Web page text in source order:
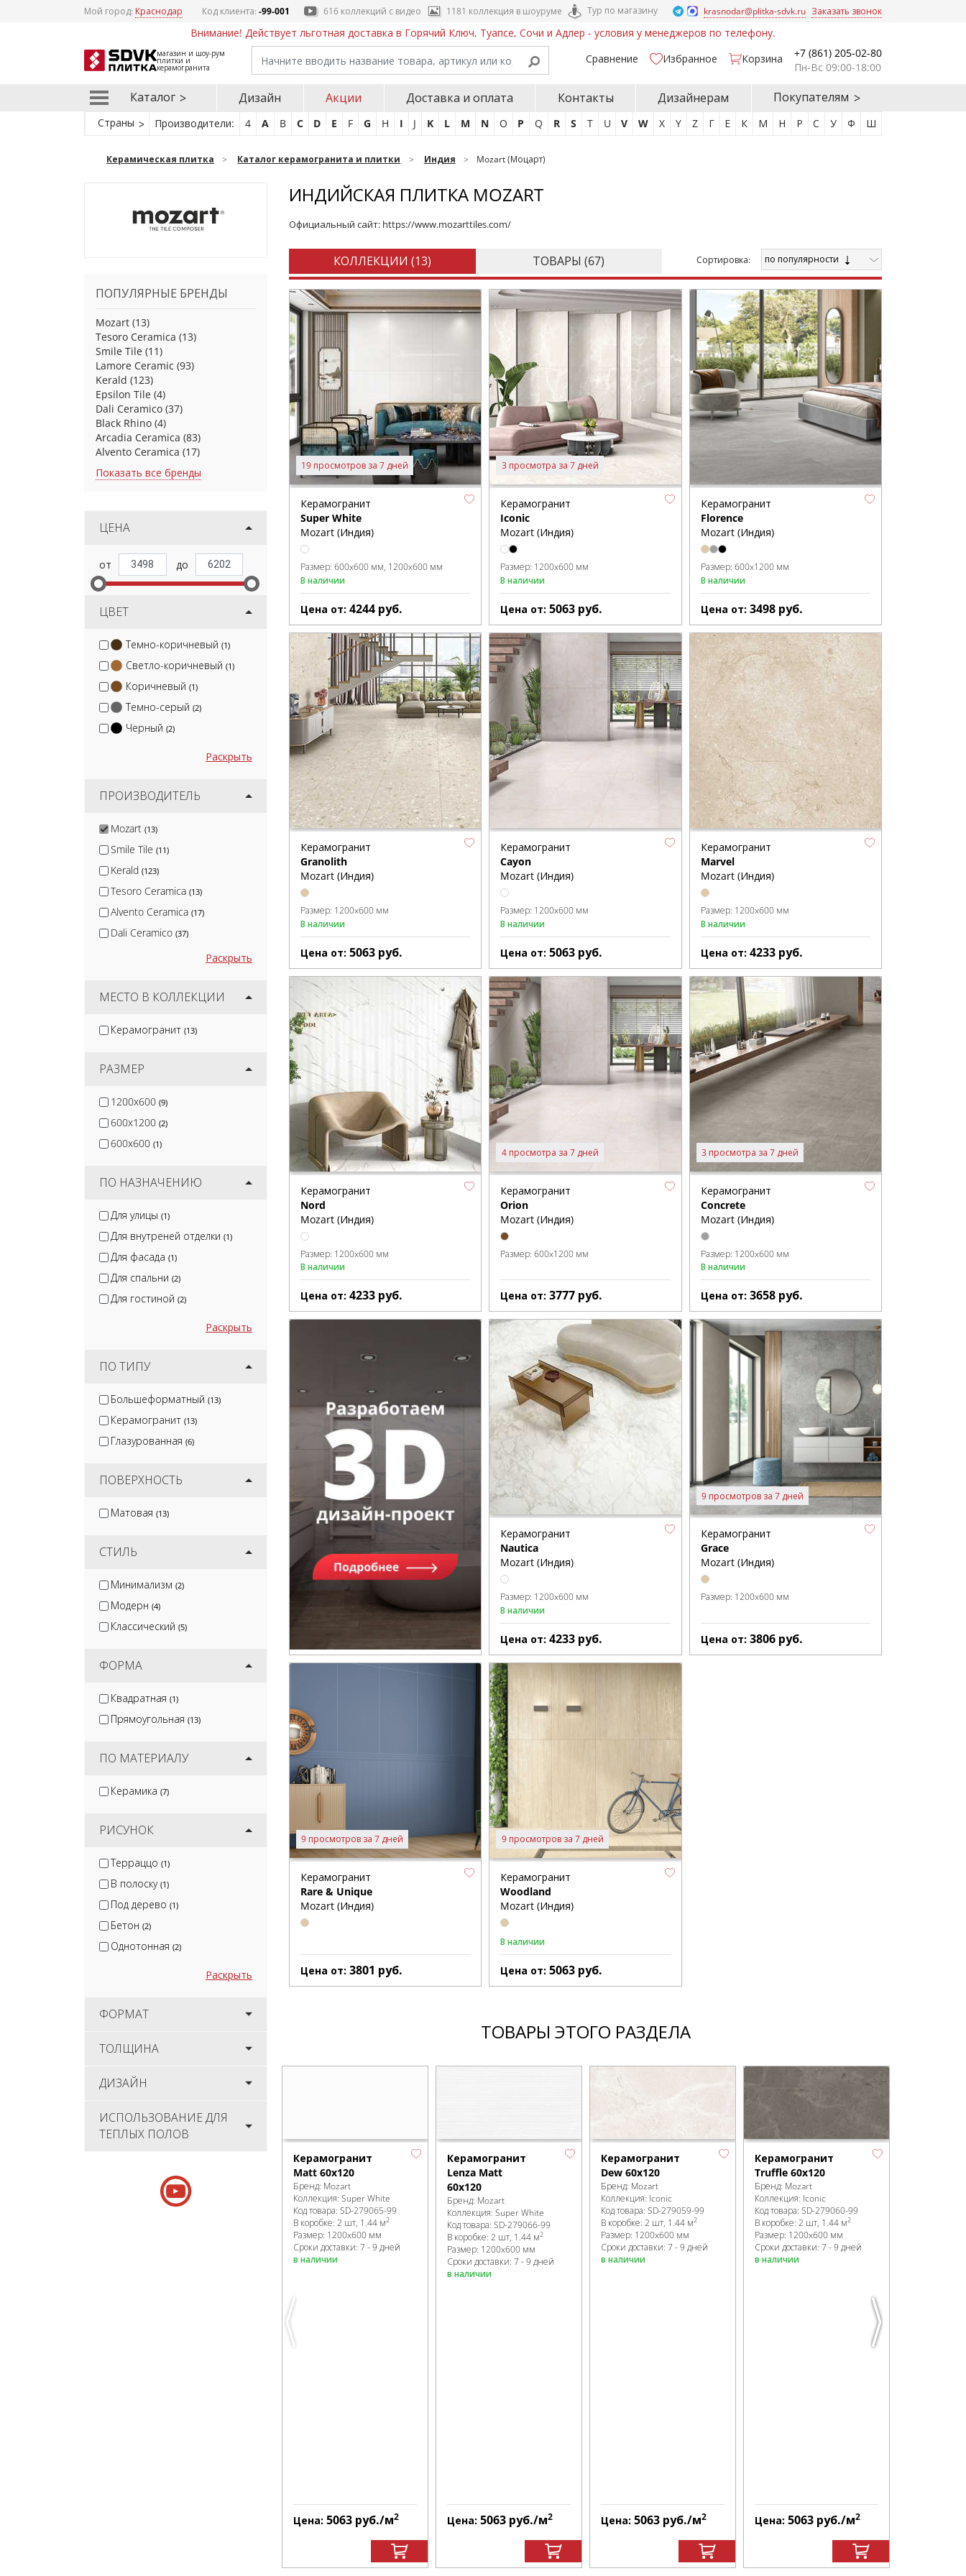
Мой город: Краснодар Код клиента:-99-001 616 коллекций с видео 1181 коллекция в шоуруме Тур по магазину krasnodar@plitka-sdvk.ru Заказать звонок
Внимание! Действует льготная доставка в Горячий Ключ, Туапсе, Сочи и Адлер - условия у менеджеров по телефону.
магазин и шоу-рум
плитки и
керамогранита
Сравнение Избранное Корзина
+7 (861) 205-02-80
Пн-Вс 09:00-18:00
Каталог Дизайн Акции Доставка и оплата Контакты Дизайнерам Покупателям
Страны Производители: 4 A B C D E F G H I J K L M N O P Q R S T U V W X Y Z Г Е К М Н Р С У Ф Ш
Керамическая плитка Каталог керамогранита и плитки Индия Mozart (Моцарт)
ПОПУЛЯРНЫЕ БРЕНДЫ
Mozart (13)
Tesoro Ceramica (13)
Smile Tile (11)
Lamore Ceramic (93)
Kerald (123)
Epsilon Tile (4)
Dali Ceramico (37)
Black Rhino (4)
Arcadia Ceramica (83)
Alvento Ceramica (17)
Показать все бренды
ЦЕНА
ЦВЕТ
Темно-коричневый (1)
Светло-коричневый (1)
Коричневый (1)
Темно-серый (2)
Черный (2)
Раскрыть
ПРОИЗВОДИТЕЛЬ
Mozart (13)
Smile Tile (11)
Kerald (123)
Tesoro Ceramica (13)
Alvento Ceramica (17)
Dali Ceramico (37)
Arcadia Ceramica(83)
Global Tile
Раскрыть
МЕСТО В КОЛЛЕКЦИИ
Керамогранит (13)
РАЗМЕР
1200x600 (9)
600x1200 (2)
600x600 (1)
ПО НАЗНАЧЕНИЮ
Для улицы (1)
Для внутреней отделки (1)
Для фасада (1)
Для спальни (2)
Для гостиной (2)
Раскрыть
ПО ТИПУ
Большеформатный (13)
Керамогранит (13)
Глазурованная (6)
ПОВЕРХНОСТЬ
Матовая (13)
СТИЛЬ
Минимализм (2)
Модерн (4)
Классический (5)
ФОРМА
Квадратная (1)
Прямоугольная (13)
ПО МАТЕРИАЛУ
Керамика (7)
РИСУНОК
Терраццо (1)
В полоску (1)
Под дерево (1)
Бетон (2)
Однотонная (2)
Раскрыть
ФОРМАТ
ТОЛЩИНА
ДИЗАЙН
ИСПОЛЬЗОВАНИЕ ДЛЯ
ТЕПЛЫХ ПОЛОВ
ИНДИЙСКАЯ ПЛИТКА MOZART
Официальный сайт: https://www.mozarttiles.com/
КОЛЛЕКЦИИ (13) ТОВАРЫ (67) Cортировка: по популярности
19 просмотров за 7 дней
Керамогранит
Super White
Mozart (Индия)
Размер: 600x600 мм 1200x600 мм
В наличии
Цена от: 4244 руб.
3 просмотра за 7 дней
Керамогранит
Iconic
Mozart (Индия)
Размер: 1200x600 мм
В наличии
Цена от:5063 руб.
Керамогранит
Florence
Mozart (Индия)
Размер: 600x1200 мм
В наличии
Цена от: 3498 руб.
Керамогранит
Granolith
Mozart (Индия)
Размер: 1200x600 мм
В наличии
Цена от: 5063 руб.
Керамогранит
Cayon
Mozart (Индия)
Размер: 1200x600 мм
В наличии
Цена от:5063 руб.
Керамогранит
Marvel
Mozart (Индия)
Размер: 1200x600 мм
В наличии
Цена от: 4233 руб.
Керамогранит
Nord
Mozart (Индия)
Размер: 1200x600 мм
В наличии
Цена от: 4233 руб.
4 просмотра за 7 дней
Керамогранит
Orion
Mozart (Индия)
Размер:600x1200 мм
Цена от:3777 руб.
3 просмотра за 7 дней
Керамогранит
Concrete
Mozart (Индия)
Размер: 1200x600 мм
В наличии
Цена от: 3658 руб.
Керамогранит
Nautica
Mozart (Индия)
Размер: 1200x600 мм
В наличии
Цена от:4233 руб.
9 просмотров за 7 дней
Керамогранит
Grace
Mozart (Индия)
Размер: 1200x600 мм
Цена от: 3806 руб.
9 просмотров за 7 дней
Керамогранит
Rare & Unique
Mozart (Индия)
Цена от: 3801 руб.
9 просмотров за 7 дней
Керамогранит
Woodland
Mozart (Индия)
В наличии
Цена от:5063 руб.
ТОВАРЫ ЭТОГО РАЗДЕЛА
Керамогранит
Matt 60x120
Бренд: Mozart
Коллекция: Super White
Код товара: SD-279065-99
В коробке: 2 шт, 1.44 м2
Размер: 1200x600 мм
Сроки доставки: 7 - 9 дней
в наличии
Цена: 5063 руб./м2
Керамогранит
Lenza Matt
60x120
Бренд: Mozart
Коллекция: Super White
Код товара: SD-279066-99
В коробке: 2 шт, 1.44 м2
Размер: 1200x600 мм
Сроки доставки: 7 - 9 дней
в наличии
Цена: 5063 руб./м2
Керамогранит
Dew 60x120
Бренд: Mozart
Коллекция: Iconic
Код товара: SD-279059-99
В коробке: 2 шт, 1.44 м2
Размер: 1200x600 мм
Сроки доставки: 7 - 9 дней
в наличии
Цена: 5063 руб./м2
Керамогранит
Truffle 60x120
Бренд: Mozart
Коллекция: Iconic
Код товара: SD-279060-99
В коробке: 2 шт, 1.44 м2
Размер: 1200x600 мм
Сроки доставки: 7 - 9 дней
в наличии
Цена: 5063 руб./м2